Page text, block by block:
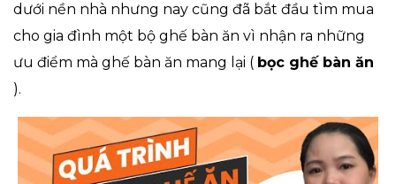
dưới nền nhà nhưng nay cũng đã bắt đầu tìm mua
cho gia đình một bộ ghế bàn ăn vì nhận ra những
ưu điểm mà ghế bàn ăn mang lại ( bọc ghế bàn ăn
).